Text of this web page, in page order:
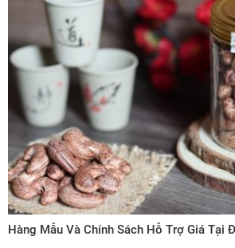
Hàng Mẫu Và Chính Sách Hỗ Trợ Giá Tại